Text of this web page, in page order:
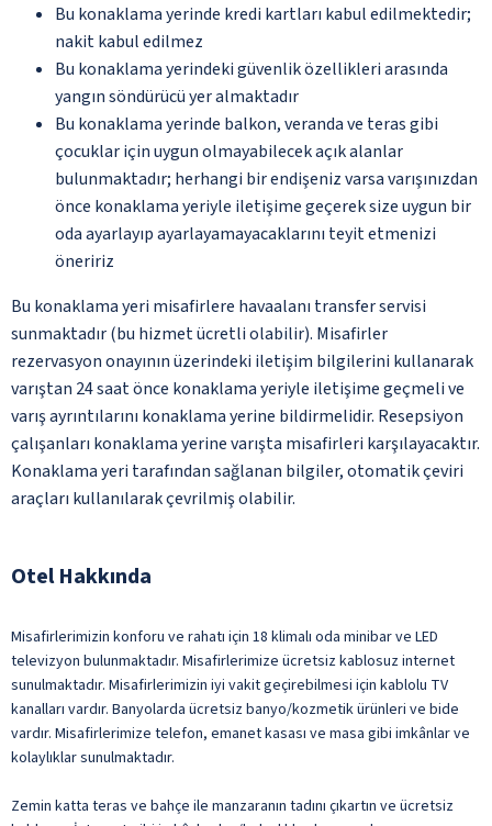
Bu konaklama yerinde kredi kartları kabul edilmektedir;
nakit kabul edilmez
Bu konaklama yerindeki güvenlik özellikleri arasında
yangın söndürücü yer almaktadır
Bu konaklama yerinde balkon, veranda ve teras gibi
çocuklar için uygun olmayabilecek açık alanlar
bulunmaktadır; herhangi bir endişeniz varsa varışınızdan
önce konaklama yeriyle iletişime geçerek size uygun bir
oda ayarlayıp ayarlayamayacaklarını teyit etmenizi
öneririz
Bu konaklama yeri misafirlere havaalanı transfer servisi
sunmaktadır (bu hizmet ücretli olabilir). Misafirler
rezervasyon onayının üzerindeki iletişim bilgilerini kullanarak
varıştan 24 saat önce konaklama yeriyle iletişime geçmeli ve
varış ayrıntılarını konaklama yerine bildirmelidir. Resepsiyon
çalışanları konaklama yerine varışta misafirleri karşılayacaktır.
Konaklama yeri tarafından sağlanan bilgiler, otomatik çeviri
araçları kullanılarak çevrilmiş olabilir.
Otel Hakkında
Misafirlerimizin konforu ve rahatı için 18 klimalı oda minibar ve LED
televizyon bulunmaktadır. Misafirlerimize ücretsiz kablosuz internet
sunulmaktadır. Misafirlerimizin iyi vakit geçirebilmesi için kablolu TV
kanalları vardır. Banyolarda ücretsiz banyo/kozmetik ürünleri ve bide
vardır. Misafirlerimize telefon, emanet kasası ve masa gibi imkânlar ve
kolaylıklar sunulmaktadır.
Zemin katta teras ve bahçe ile manzaranın tadını çıkartın ve ücretsiz